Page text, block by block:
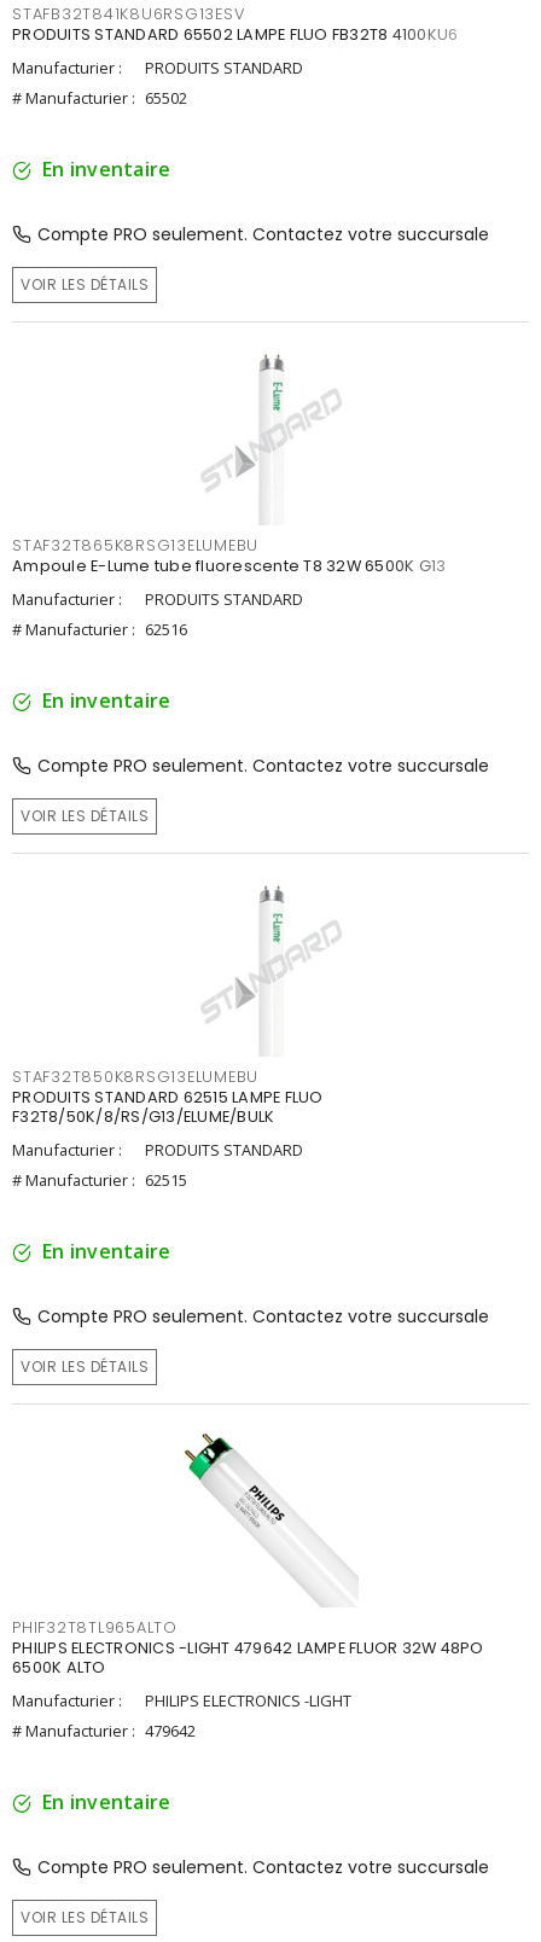
STAFB32T841K8U6RSG13ESV
PRODUITS STANDARD 65502 LAMPE FLUO FB32T8 4100KU6
Manufacturier :
PRODUITS STANDARD
# Manufacturier : 65502
En inventaire
Compte PRO seulement. Contactez votre succursale
VOIR LES DÉTAILS
STAF32T865K8RSG13ELUMEBU
Ampoule E-Lume tube fluorescente T8 32W 6500K G13
Manufacturier :
PRODUITS STANDARD
# Manufacturier : 62516
En inventaire
Compte PRO seulement. Contactez votre succursale
VOIR LES DÉTAILS
STAF32T850K8RSG13ELUMEBU
PRODUITS STANDARD 62515 LAMPE FLUO
F32T8/50K/8/RS/G13/ELUME/BULK
Manufacturier :
PRODUITS STANDARD
# Manufacturier : 62515
En inventaire
Compte PRO seulement. Contactez votre succursale
VOIR LES DÉTAILS
PHIF32T8TL965ALTO
PHILIPS ELECTRONICS -LIGHT 479642 LAMPE FLUOR 32W 48PO
6500K ALTO
Manufacturier :
PHILIPS ELECTRONICS -LIGHT
# Manufacturier : 479642
En inventaire
Compte PRO seulement. Contactez votre succursale
VOIR LES DÉTAILS